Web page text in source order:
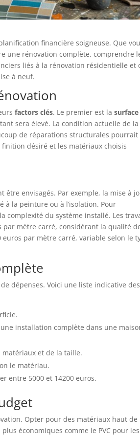
financière soigneuse. Que
une rénovation complète, comprendre
liés à la rénovation résidentielle et
à neuf.
factors clés. Le premier est la
sera élevé. La condition actuelle de la
de réparations structurales pourrait
désiré et les matériaux choisis
être envisagés. Par exemple, la mise à
la peinture ou à l’isolation. Pour
complexité du système installé. Les
par mètre carré, considérant la qualité
par mètre carré, variable selon le
dépenses. Voici une liste indicative des
installation complète dans une
matériaux et de la taille.
le matériau.
entre 5000 et 14200 euros.
Opter pour des matériaux haut de
économiques comme le PVC pour les